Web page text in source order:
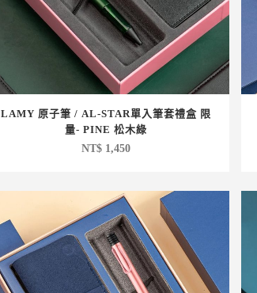
LAMY 原子筆 / AL-STAR單入筆套禮盒 限
量- PINE 松木綠
NT$1,450